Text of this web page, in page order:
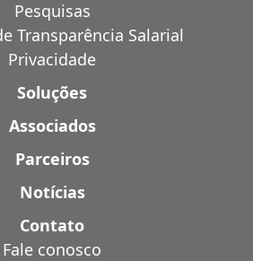
Pesquisas
Transparência Salarial
Privacidade
Soluções
Associados
Parceiros
Notícias
Contato
Fale conosco